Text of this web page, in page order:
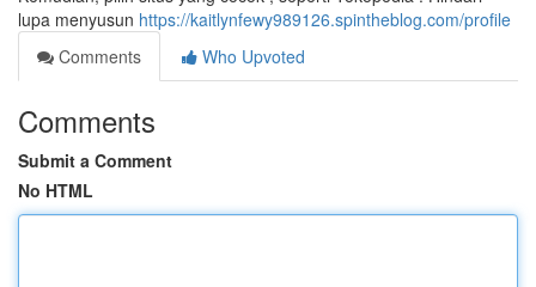
lupa menyusun https://kaitlynfewy989126.spintheblog.com/profile
Comments
Who Upvoted
Comments
Submit a Comment
No HTML